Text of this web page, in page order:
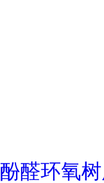
酚醛环氧